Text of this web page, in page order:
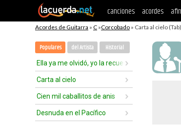
canciones acordes
Acordes de Guitarra » C »Corcobado » Carta al cielo (Tab)
Populares del Artista Historial
Ella ya me olvidó, yo la recuerdo ahora
Carta al cielo
Cien mil caballitos de anis
Desnuda en el Pacífico